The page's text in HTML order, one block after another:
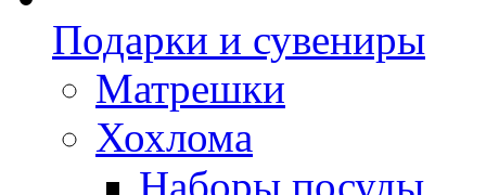
Подарки и сувениры
Матрешки
Хохлома